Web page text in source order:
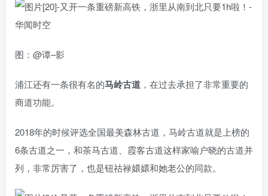
图：@谭–影
浦江还有一条很有名的马岭古道 ，在过去承担了非常重要的
商道功能。
2018年的时候评选全国最美森林古道，马岭古道就是上榜的
6条古道之一，和茶马古道、霞客古道这样家喻户晓的古道并
列，非常厉害了，也是钮祜禄嬛嬛和她老公的同款。